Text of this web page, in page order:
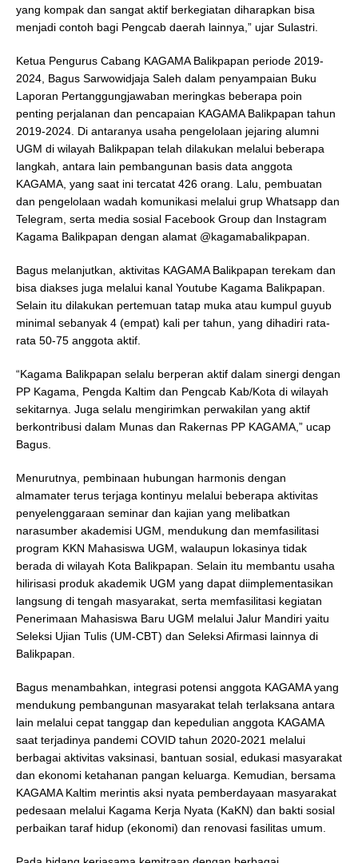
yang kompak dan sangat aktif berkegiatan diharapkan bisa
menjadi contoh bagi Pengcab daerah lainnya,” ujar Sulastri.
Ketua Pengurus Cabang KAGAMA Balikpapan periode 2019-
2024, Bagus Sarwowidjaja Saleh dalam penyampaian Buku
Laporan Pertanggungjawaban meringkas beberapa poin
penting perjalanan dan pencapaian KAGAMA Balikpapan tahun
2019-2024. Di antaranya usaha pengelolaan jejaring alumni
UGM di wilayah Balikpapan telah dilakukan melalui beberapa
langkah, antara lain pembangunan basis data anggota
KAGAMA, yang saat ini tercatat 426 orang. Lalu, pembuatan
dan pengelolaan wadah komunikasi melalui grup Whatsapp dan
Telegram, serta media sosial Facebook Group dan Instagram
Kagama Balikpapan dengan alamat @kagamabalikpapan.
Bagus melanjutkan, aktivitas KAGAMA Balikpapan terekam dan
bisa diakses juga melalui kanal Youtube Kagama Balikpapan.
Selain itu dilakukan pertemuan tatap muka atau kumpul guyub
minimal sebanyak 4 (empat) kali per tahun, yang dihadiri rata-
rata 50-75 anggota aktif.
“Kagama Balikpapan selalu berperan aktif dalam sinergi dengan
PP Kagama, Pengda Kaltim dan Pengcab Kab/Kota di wilayah
sekitarnya. Juga selalu mengirimkan perwakilan yang aktif
berkontribusi dalam Munas dan Rakernas PP KAGAMA,” ucap
Bagus.
Menurutnya, pembinaan hubungan harmonis dengan
almamater terus terjaga kontinyu melalui beberapa aktivitas
penyelenggaraan seminar dan kajian yang melibatkan
narasumber akademisi UGM, mendukung dan memfasilitasi
program KKN Mahasiswa UGM, walaupun lokasinya tidak
berada di wilayah Kota Balikpapan. Selain itu membantu usaha
hilirisasi produk akademik UGM yang dapat diimplementasikan
langsung di tengah masyarakat, serta memfasilitasi kegiatan
Penerimaan Mahasiswa Baru UGM melalui Jalur Mandiri yaitu
Seleksi Ujian Tulis (UM-CBT) dan Seleksi Afirmasi lainnya di
Balikpapan.
Bagus menambahkan, integrasi potensi anggota KAGAMA yang
mendukung pembangunan masyarakat telah terlaksana antara
lain melalui cepat tanggap dan kepedulian anggota KAGAMA
saat terjadinya pandemi COVID tahun 2020-2021 melalui
berbagai aktivitas vaksinasi, bantuan sosial, edukasi masyarakat
dan ekonomi ketahanan pangan keluarga. Kemudian, bersama
KAGAMA Kaltim merintis aksi nyata pemberdayaan masyarakat
pedesaan melalui Kagama Kerja Nyata (KaKN) dan bakti sosial
perbaikan taraf hidup (ekonomi) dan renovasi fasilitas umum.